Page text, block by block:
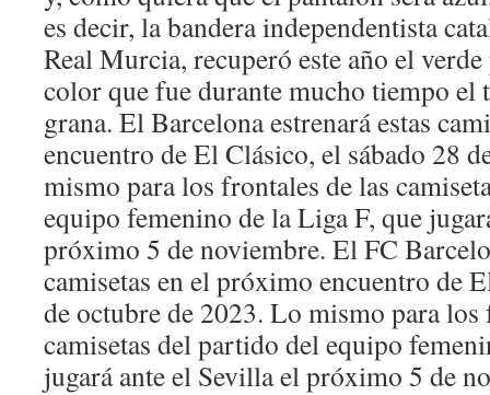
es decir, la bandera independentista
Real Murcia, recuperó este año el
color que fue durante mucho tiempo el
grana. El Barcelona estrenará estas
encuentro de El Clásico, el sábado 28
mismo para los frontales de las
equipo femenino de la Liga F, que
próximo 5 de noviembre. El FC
camisetas en el próximo encuentro de
de octubre de 2023. Lo mismo para los
camisetas del partido del equipo
jugará ante el Sevilla el próximo 5 de